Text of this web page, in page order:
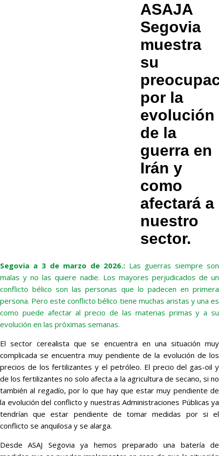
ASAJA
Segovia
muestra
su
por la
evolución
de la
guerra en
Irán y
como
afectará a
nuestro
sector.
Segovia a 3 de marzo de 2026.: Las guerras siempre son
malas y no las quiere nadie. Los mayores perjudicados de un
conflicto bélico son las personas que lo padecen en primera
persona. Pero este conflicto bélico tiene muchas aristas y una es
como puede afectar al precio de las materias primas y a su
evolución en las próximas semanas.
El sector cerealista que se encuentra en una situación muy
complicada se encuentra muy pendiente de la evolución de los
precios de los fertilizantes y el petróleo. El precio del gas-oil y
de los fertilizantes no solo afecta a la agricultura de secano, si no
también al regadío, por lo que hay que estar muy pendiente de
la evolución del conflicto y nuestras Administraciones Públicas ya
tendrían que estar pendiente de tomar medidas por si el
conflicto se anquilosa y se alarga.
Desde ASAJ Segovia ya hemos preparado una batería de